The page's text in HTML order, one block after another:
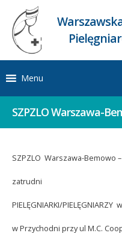
Menu
SZPZLO Warszawa-
SZPZLO Warszawa-Bemowo –
zatrudni
PIELĘGNIARKI/
w Przychodni przy ul M.C.